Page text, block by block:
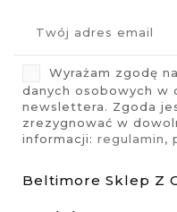
Wyrażam zgodę
danych osobowych w
newslettera. Zgoda
zrezygnować w
informacji: regulamin,
Beltimore Sklep Z